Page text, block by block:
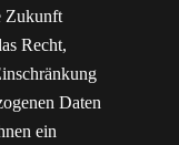
Zukunft
Recht,
Daten
ein